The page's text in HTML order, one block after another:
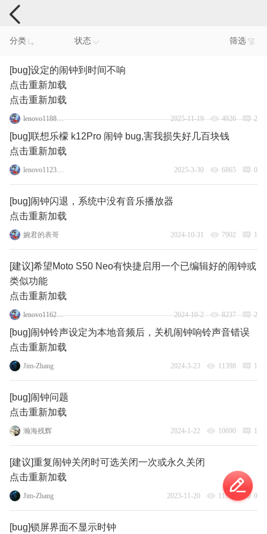
手机反馈
分类 状态 筛选
[bug]设定的闹钟到时间不响
点击重新加载
点击重新加载
lenovo118869839 2025-11-19 4926 2
[bug]联想乐檬 k12Pro 闹钟 bug,害我损失好几百块钱
点击重新加载
lenovo112362691 2025-3-30 6865 0
[bug]闹钟闪退，系统中没有音乐播放器
点击重新加载
婉君的表哥 2024-10-31 7902 1
[建议]希望Moto S50 Neo有快捷启用一个已编辑好的闹钟或
类似功能
点击重新加载
lenovo116218173 2024-10-2 8237 2
[bug]闹钟铃声设定为本地音频后，关机闹钟响铃声音错误
点击重新加载
Jim-Zhang 2024-3-23 11398 1
[bug]闹钟问题
点击重新加载
瀚海残辉 2024-1-22 10690 1
[建议]重复闹钟关闭时可选关闭一次或永久关闭
点击重新加载
Jim-Zhang 2023-11-20 11936 0
[bug]锁屏界面不显示时钟